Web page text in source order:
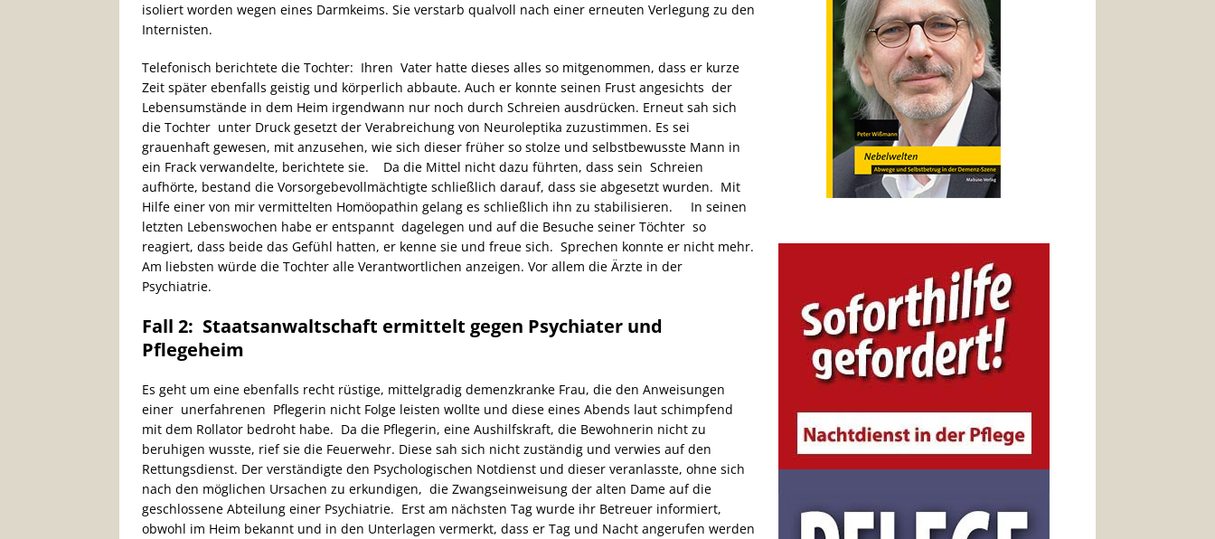
isoliert worden wegen eines Darmkeims. Sie verstarb qualvoll nach einer erneuten Verlegung zu den
Internisten.
Telefonisch berichtete die Tochter: Ihren Vater hatte dieses alles so mitgenommen, dass er kurze
Zeit später ebenfalls geistig und körperlich abbaute. Auch er konnte seinen Frust angesichts der
Lebensumstände in dem Heim irgendwann nur noch durch Schreien ausdrücken. Erneut sah sich
die Tochter unter Druck gesetzt der Verabreichung von Neuroleptika zuzustimmen. Es sei
grauenhaft gewesen, mit anzusehen, wie sich dieser früher so stolze und selbstbewusste Mann in
ein Frack verwandelte, berichtete sie. Da die Mittel nicht dazu führten, dass sein Schreien
aufhörte, bestand die Vorsorgebevollmächtigte schließlich darauf, dass sie abgesetzt wurden. Mit
Hilfe einer von mir vermittelten Homöopathin gelang es schließlich ihn zu stabilisieren. In seinen
letzten Lebenswochen habe er entspannt dagelegen und auf die Besuche seiner Töchter so
reagiert, dass beide das Gefühl hatten, er kenne sie und freue sich. Sprechen konnte er nicht mehr.
Am liebsten würde die Tochter alle Verantwortlichen anzeigen. Vor allem die Ärzte in der
Psychiatrie.
Fall 2: Staatsanwaltschaft ermittelt gegen Psychiater und
Pflegeheim
Es geht um eine ebenfalls recht rüstige, mittelgradig demenzkranke Frau, die den Anweisungen
einer unerfahrenen Pflegerin nicht Folge leisten wollte und diese eines Abends laut schimpfend
mit dem Rollator bedroht habe. Da die Pflegerin, eine Aushilfskraft, die Bewohnerin nicht zu
beruhigen wusste, rief sie die Feuerwehr. Diese sah sich nicht zuständig und verwies auf den
Rettungsdienst. Der verständigte den Psychologischen Notdienst und dieser veranlasste, ohne sich
nach den möglichen Ursachen zu erkundigen, die Zwangseinweisung der alten Dame auf die
geschlossene Abteilung einer Psychiatrie. Erst am nächsten Tag wurde ihr Betreuer informiert,
obwohl im Heim bekannt und in den Unterlagen vermerkt, dass er Tag und Nacht angerufen werden